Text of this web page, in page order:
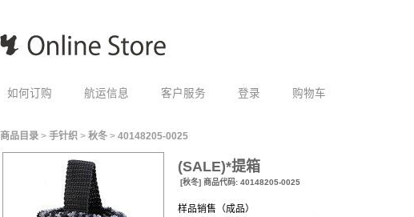
如何订购 航运信息 客户服务 登录 购物车
商品目录 > 手针织 > 秋冬 > 40148205-0025
(SALE)*提箱
[秋冬] 商品代码: 40148205-0025
样品销售（成品）